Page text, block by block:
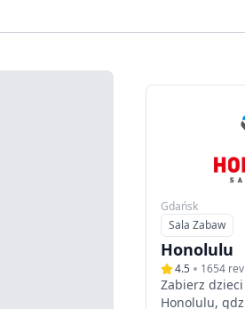
Gdańsk
Typ
Sala Zabaw
Honolulu
4.5 1654
Zabierz
Honolulu,